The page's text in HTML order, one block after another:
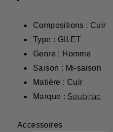
Compositions : Cuir
Type : GILET
Genre : Homme
Saison : Mi-saison
Matière : Cuir
Marque : Soubirac
Accessoires